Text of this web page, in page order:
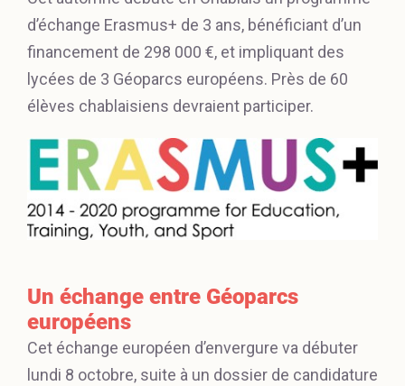
d’échange Erasmus+ de 3 ans, bénéficiant d’un
financement de 298 000 €, et impliquant des
lycées de 3 Géoparcs européens. Près de 60
élèves chablaisiens devraient participer.
Un échange entre Géoparcs
européens
Cet échange européen d’envergure va débuter
lundi 8 octobre, suite à un dossier de candidature